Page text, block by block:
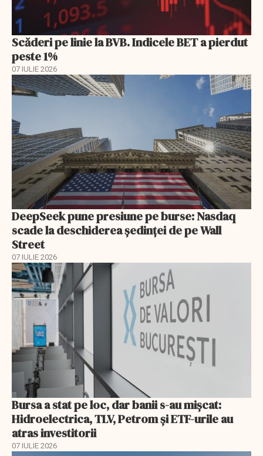
Scăderi pe linie la BVB. Indicele BET a pierdut
peste 1%
07 IULIE 2026
DeepSeek pune presiune pe burse: Nasdaq
scade la deschiderea ședinței de pe Wall
Street
07 IULIE 2026
Bursa a stat pe loc, dar banii s-au mișcat:
Hidroelectrica, TLV, Petrom și ETF-urile au
atras investitorii
07 IULIE 2026